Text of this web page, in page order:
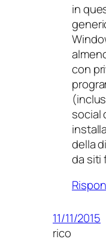
in
con
social
della
da siti
11/11/2015
rico